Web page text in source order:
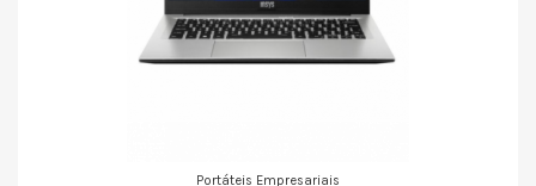
Portáteis Empresariais